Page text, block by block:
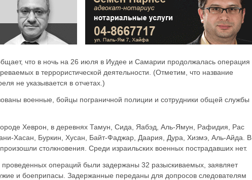
что в ночь на 26 июля в Иудее и Самарии продолжалась операция
в террористической деятельности. (Отметим, что название
не указывается в отчетах.)
военные, бойцы пограничной полиции и сотрудники общей службы
Хеврон, в деревнях Тамун, Сида, Яабэд, Аль-Ямун, Рафидия, Рас
Хасан, Буркин, Хусан, Байт-Фаджар, Даария, Дура, Хизмэ, Аль-Айда. В
столкновения. Среди израильских военных пострадавших нет.
операций были задержаны 32 разыскиваемых, заявляет
и боеприпасы. Задержанные переданы для допросов следователям